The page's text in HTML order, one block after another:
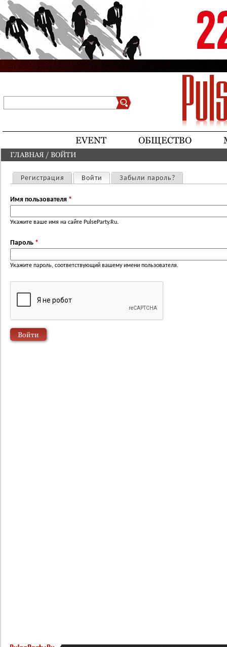
Jump to navigation
EVENT ОБЩЕСТВО
ВЫ ЗДЕСЬ
ГЛАВНАЯ / ВОЙТИ
Главные вкладки
Регистрация Войти (активная вкладка)
Забыли пароль?
Имя пользователя *
Укажите ваше имя на сайте PulseParty.Ru.
Пароль *
Укажите пароль, соответствующий вашему имени пользователя.